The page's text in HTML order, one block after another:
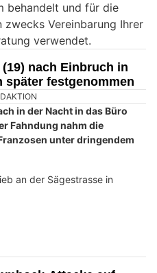
behandelt und für die
zwecks Vereinbarung Ihrer
verwendet.
nach Einbruch in
später festgenommen